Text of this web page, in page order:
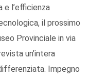
e l’efficienza
il prossimo
Provinciale in via
un’intera
Impegno